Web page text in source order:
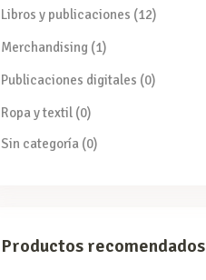
Libros y publicaciones (12)
Merchandising (1)
Publicaciones digitales (0)
Ropa y textil (0)
Sin categoría (0)
Productos recomendados